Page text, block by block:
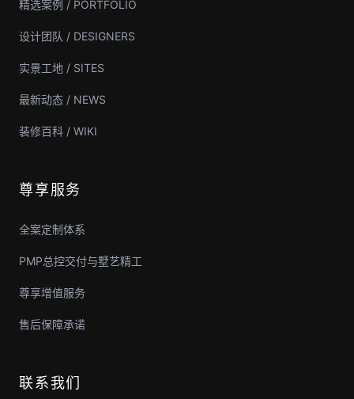
精选案例 / PORTFOLIO
设计团队 / DESIGNERS
实景工地 / SITES
最新动态 / NEWS
装修百科 / WIKI
尊享服务
全案定制体系
PMP总控交付与墅艺精工
尊享增值服务
售后保障承诺
联系我们